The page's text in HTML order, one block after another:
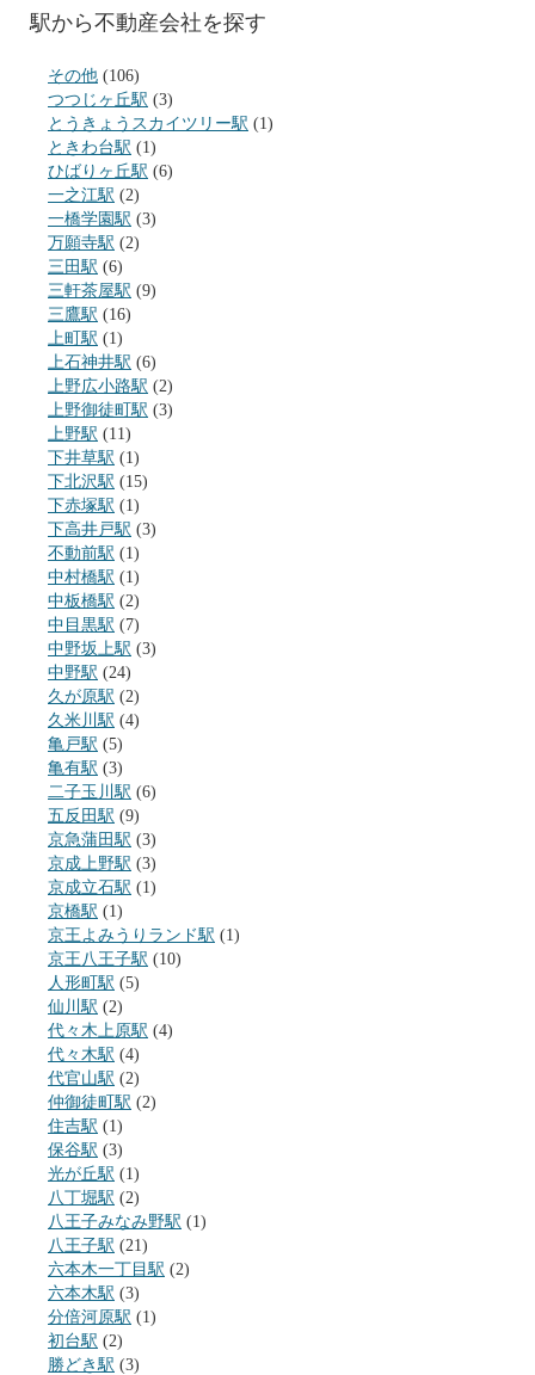
駅から不動産会社を探す
その他 (106)
つつじヶ丘駅 (3)
とうきょうスカイツリー駅 (1)
ときわ台駅 (1)
ひばりヶ丘駅 (6)
一之江駅 (2)
一橋学園駅 (3)
万願寺駅 (2)
三田駅 (6)
三軒茶屋駅 (9)
三鷹駅 (16)
上町駅 (1)
上石神井駅 (6)
上野広小路駅 (2)
上野御徒町駅 (3)
上野駅 (11)
下井草駅 (1)
下北沢駅 (15)
下赤塚駅 (1)
下高井戸駅 (3)
不動前駅 (1)
中村橋駅 (1)
中板橋駅 (2)
中目黒駅 (7)
中野坂上駅 (3)
中野駅 (24)
久が原駅 (2)
久米川駅 (4)
亀戸駅 (5)
亀有駅 (3)
二子玉川駅 (6)
五反田駅 (9)
京急蒲田駅 (3)
京成上野駅 (3)
京成立石駅 (1)
京橋駅 (1)
京王よみうりランド駅 (1)
京王八王子駅 (10)
人形町駅 (5)
仙川駅 (2)
代々木上原駅 (4)
代々木駅 (4)
代官山駅 (2)
仲御徒町駅 (2)
住吉駅 (1)
保谷駅 (3)
光が丘駅 (1)
八丁堀駅 (2)
八王子みなみ野駅 (1)
八王子駅 (21)
六本木一丁目駅 (2)
六本木駅 (3)
分倍河原駅 (1)
初台駅 (2)
勝どき駅 (3)